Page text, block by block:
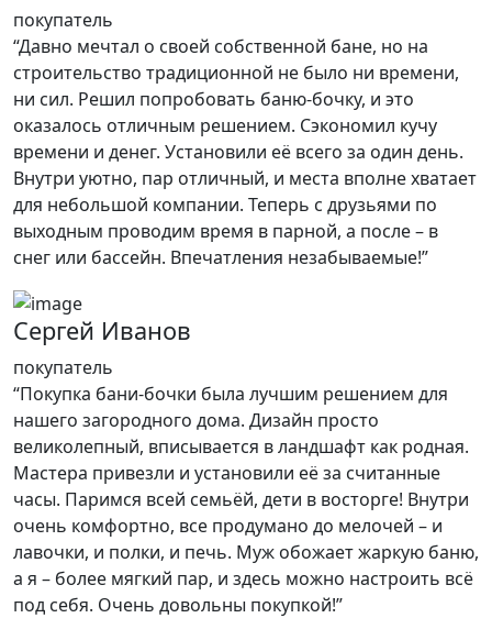
покупатель
“Давно мечтал о своей собственной бане, но на
строительство традиционной не было ни времени,
ни сил. Решил попробовать баню-бочку, и это
оказалось отличным решением. Сэкономил кучу
времени и денег. Установили её всего за один день.
Внутри уютно, пар отличный, и места вполне хватает
для небольшой компании. Теперь с друзьями по
выходным проводим время в парной, а после – в
снег или бассейн. Впечатления незабываемые!”
Сергей Иванов
покупатель
“Покупка бани-бочки была лучшим решением для
нашего загородного дома. Дизайн просто
великолепный, вписывается в ландшафт как родная.
Мастера привезли и установили её за считанные
часы. Паримся всей семьёй, дети в восторге! Внутри
очень комфортно, все продумано до мелочей – и
лавочки, и полки, и печь. Муж обожает жаркую баню,
а я – более мягкий пар, и здесь можно настроить всё
под себя. Очень довольны покупкой!”